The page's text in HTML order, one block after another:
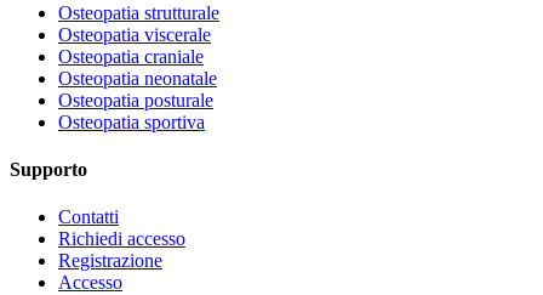
Osteopatia strutturale
Osteopatia viscerale
Osteopatia craniale
Osteopatia neonatale
Osteopatia posturale
Osteopatia sportiva
Supporto
Contatti
Richiedi accesso
Registrazione
Accesso